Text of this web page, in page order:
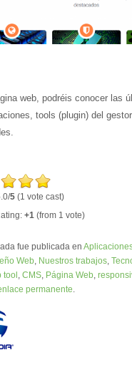
web, podréis conocer las
tools (plugin) del
5 (1 vote cast)
+1 (from 1 vote)
fue publicada en
Web, Nuestros trabajos,
tool , CMS, Página Web,
permanente.